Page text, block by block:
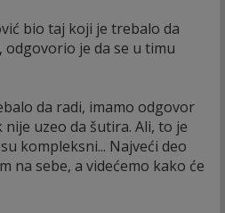
bio taj koji je trebalo da
je da se u timu
da radi, imamo odgovor
nije uzeo da šutira. Ali, to je
kompleksni... Najveći deo
na sebe, a videćemo kako će